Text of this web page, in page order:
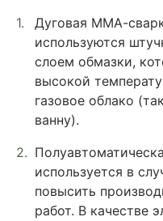
Дуговая ММА-
используются
слоем обмазки,
высокой
газовое облако
ванну).
используется в
повысить
работ. В качестве